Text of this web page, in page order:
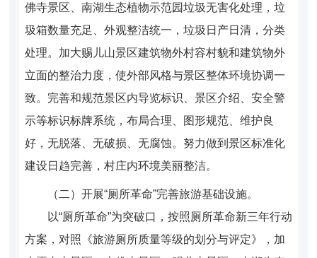
佛寺景区、南湖生态植物示范园垃圾无害化处理，垃
圾箱数量充足、外观整洁统一，垃圾日产日清，分类
处理。加大赐儿山景区建筑物外村容村貌和建筑物外
立面的整治力度，使外部风格与景区整体环境协调一
致。完善和规范景区内导览标识、景区介绍、安全警
示等标识标牌系统，布局合理、图形规范、维护良
好，无脱落、无破损、无腐蚀。努力做到景区标准化
建设日趋完善，村庄内环境美丽整洁。
（二）开展“厕所革命”完善旅游基础设施。
以“厕所革命”为突破口，按照厕所革命新三年行动
方案，对照《旅游厕所质量等级的划分与评定》，加